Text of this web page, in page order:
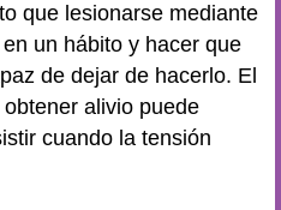
que lesionarse mediante
un hábito y hacer que
de dejar de hacerlo. El
alivio puede
cuando la tensión